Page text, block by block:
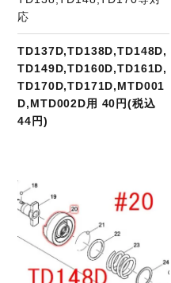
応
TD137D,TD138D,TD148D,
TD149D,TD160D,TD161D,
TD170D,TD171D,MTD001
D,MTD002D用 40円(税込
44円)